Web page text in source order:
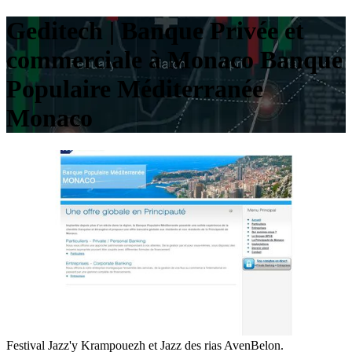
Geditech | Banque Privée et
commerciale à Monaco Banque
Populaire Méditer­ranée
Monaco
Festival Jazz'y Krampouezh et Jazz des rias AvenBelon.